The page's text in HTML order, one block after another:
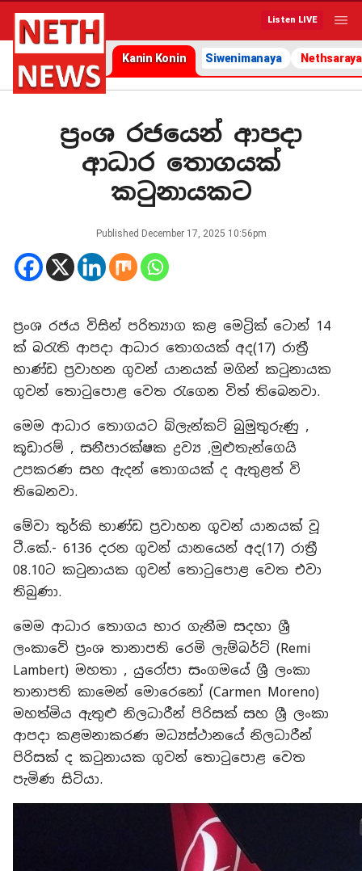
Listen LIVE
Kanin Konin Siwenimanaya Nethsaraya
ප්‍රංශ රජයෙන් ආපදා
ආධාර තොගයක්
කටුනායකට
Published December 17, 2025 10:56pm
ප්‍රංශ රජය විසින් පරිත්‍යාග කළ මෙට්‍රික් ටොන් 14
ක් බරැති ආපදා ආධාර තොගයක් අද(17) රාත්‍රී
භාණ්ඩ ප්‍රවාහන ගුවන් යානයක් මගින් කටුනායක
ගුවන් තොටුපොළ වෙත රැගෙන විත් තිබෙනවා.
මෙම ආධාර තොගයට බ්ලැන්කට් බුමුතුරුණු ,
කූඩාරම් , සනීපාරක්ෂක ද්‍රව්‍ය ,මුළුතැන්ගෙයි
උපකරණ සහ ඇදන් තොගයක් ද ඇතුළත් වි
තිබෙනවා.
මේවා තුර්කි භාණ්ඩ ප්‍රවාහන ගුවන් යානයක් වූ
ටී.කේ.- 6136 දරන ගුවන් යානයෙන් අද(17) රාත්‍රී
08.10ට කටුනායක ගුවන් තොටුපොළ වෙත එවා
තිබුණා.
මෙම ආධාර තොගය භාර ගැනීම සදහා ශ්‍රී
ලංකාවේ ප්‍රංශ තානාපති රෙමි ලැම්බර්ට් (Remi
Lambert) මහතා , යුරෝපා සංගමයේ ශ්‍රී ලංකා
තානාපති කාමෙන් මොරෙනෝ (Carmen Moreno)
මහත්මිය ඇතුළු නිලධාරීන් පිරිසක් සහ ශ්‍රී ලංකා
ආපදා කළමනාකරණ මධ්‍යස්ථානයේ නිලධාරීන්
පිරිසක් ද කටුනායක ගුවන් තොටුපොළ වෙත
පැමිණ සිටියා.